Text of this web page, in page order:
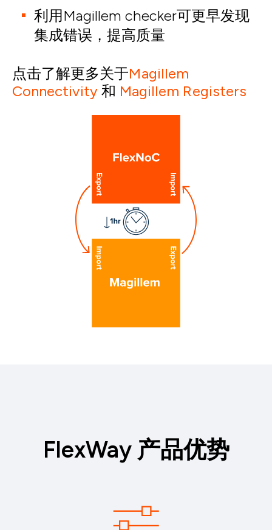
利用Magillem checker可更早发现
集成错误，提高质量
点击了解更多关于Magillem
Connectivity和 Magillem Registers
FlexWay 产品优势